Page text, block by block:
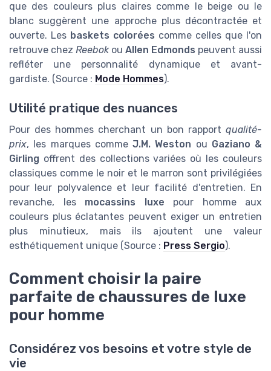
que des couleurs plus claires comme le beige ou le
blanc suggèrent une approche plus décontractée et
ouverte. Les baskets colorées comme celles que l'on
retrouve chez Reebokou Allen Edmonds peuvent aussi
refléter une personnalité dynamique et avant-
gardiste. (Source : Mode Hommes).
Utilité pratique des nuances
Pour des hommes cherchant un bon rapport qualité-
prix, les marques comme J.M. Weston ou Gaziano &
Girling offrent des collections variées où les couleurs
classiques comme le noir et le marron sont privilégiées
pour leur polyvalence et leur facilité d'entretien. En
revanche, les mocassins luxe pour homme aux
couleurs plus éclatantes peuvent exiger un entretien
plus minutieux, mais ils ajoutent une valeur
esthétiquement unique (Source : Press Sergio).
Comment choisir la paire
parfaite de chaussures de luxe
pour homme
Considérez vos besoins et votre style de
vie